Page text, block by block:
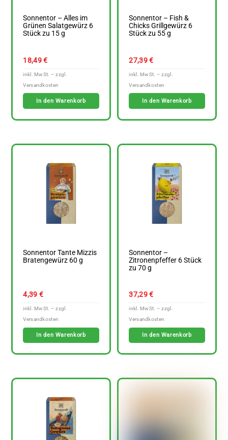
Sonnentor – Alles im
Grünen Salatgewürz 6
Stück zu 15 g
18,49€
In den Warenkorb
Sonnentor – Fish &
Chicks Grillgewürz 6
Stück zu 55 g
27,39€
In den Warenkorb
Sonnentor Tante Mizzis
Bratengewürz 60 g
4,39 €
In den Warenkorb
Sonnentor –
Zitronenpfeffer 6 Stück
zu 70 g
37,29€
In den Warenkorb